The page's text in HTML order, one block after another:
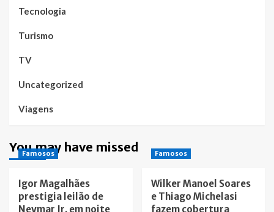
Tecnologia
Turismo
TV
Uncategorized
Viagens
You may have missed
Famosos
Igor Magalhães
prestigia leilão de
Neymar Jr. em noite
Famosos
Wilker Manoel Soares
e Thiago Michelasi
fazem cobertura